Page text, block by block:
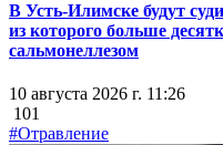
В Усть-Илимске будут
из которого больше
сальмонеллезом
10 августа 2026 г. 11:26
101
#Отравление